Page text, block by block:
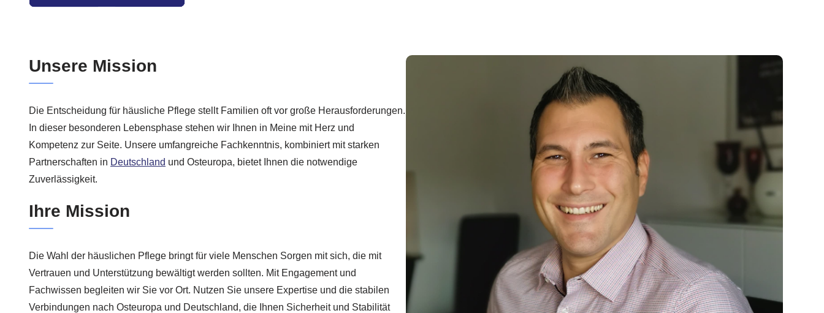
Unsere Mission
Die Entscheidung für häusliche Pflege stellt Familien oft vor große Herausforderungen.
In dieser besonderen Lebensphase stehen wir Ihnen in Meine mit Herz und
Kompetenz zur Seite. Unsere umfangreiche Fachkenntnis, kombiniert mit starken
Partnerschaften in Deutschland und Osteuropa, bietet Ihnen die notwendige
Zuverlässigkeit.
Ihre Mission
Die Wahl der häuslichen Pflege bringt für viele Menschen Sorgen mit sich, die mit
Vertrauen und Unterstützung bewältigt werden sollten. Mit Engagement und
Fachwissen begleiten wir Sie vor Ort. Nutzen Sie unsere Expertise und die stabilen
Verbindungen nach Osteuropa und Deutschland, die Ihnen Sicherheit und Stabilität